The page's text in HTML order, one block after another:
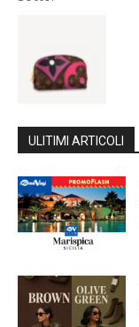
ULITIMI ARTICOLI